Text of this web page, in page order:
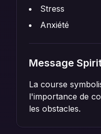
Stress
Anxiété
Message
La course
l'importance de
les obstacles.